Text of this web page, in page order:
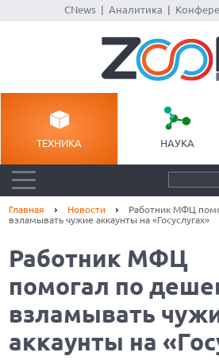
CNews| Аналитика
ТЕХНИКА НАУКА
Главная Новости
Работник МФЦ
взламывать чужие аккаунты на «Госуслугах»
Работник МФЦ
помогал по
взламывать
аккаунты на